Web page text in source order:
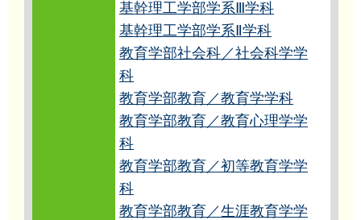
基幹理工学部学系Ⅲ学科
基幹理工学部学系Ⅱ学科
教育学部社会科／社会科学学
科
教育学部教育／教育学学科
教育学部教育／教育心理学学
科
教育学部教育／初等教育学学
科
教育学部教育／生涯教育学学